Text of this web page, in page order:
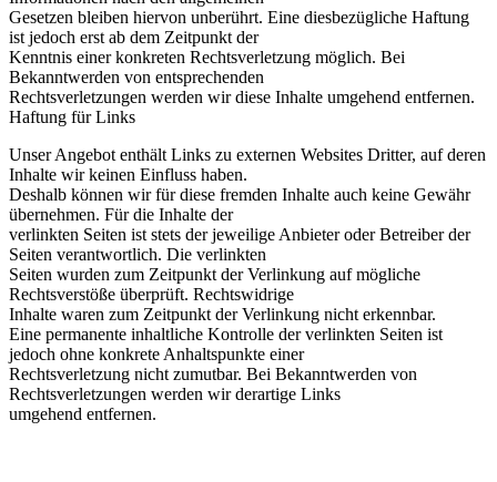
Gesetzen bleiben hiervon unberührt. Eine diesbezügliche Haftung
ist jedoch erst ab dem Zeitpunkt der
Kenntnis einer konkreten Rechtsverletzung möglich. Bei
Bekanntwerden von entsprechenden
Rechtsverletzungen werden wir diese Inhalte umgehend entfernen.
Haftung für Links
Unser Angebot enthält Links zu externen Websites Dritter, auf deren
Inhalte wir keinen Einfluss haben.
Deshalb können wir für diese fremden Inhalte auch keine Gewähr
übernehmen. Für die Inhalte der
verlinkten Seiten ist stets der jeweilige Anbieter oder Betreiber der
Seiten verantwortlich. Die verlinkten
Seiten wurden zum Zeitpunkt der Verlinkung auf mögliche
Rechtsverstöße überprüft. Rechtswidrige
Inhalte waren zum Zeitpunkt der Verlinkung nicht erkennbar.
Eine permanente inhaltliche Kontrolle der verlinkten Seiten ist
jedoch ohne konkrete Anhaltspunkte einer
Rechtsverletzung nicht zumutbar. Bei Bekanntwerden von
Rechtsverletzungen werden wir derartige Links
umgehend entfernen.